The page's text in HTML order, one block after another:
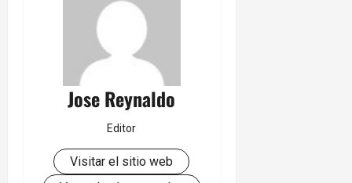
Jose Reynaldo
Editor
Visitar el sitio web